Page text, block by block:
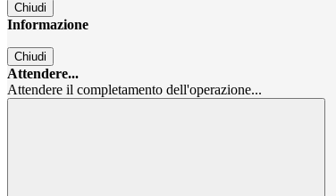
Chiudi
Informazione
Chiudi
Attendere...
Attendere il completamento dell'operazione...